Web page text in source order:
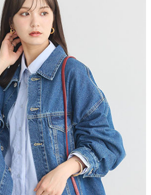
單，「大哥付你分期」於每月結算日後寄送繳費提
後，可選擇「超商條碼／台灣大直營門市／銀行轉
MONEY」等通路繳費。
大股份有限公司」（以下簡稱本公司）所提供，讓
本服務購買商品或服務，並由商店將買賣／分期付款
後，依約使用本公司帳單繳交帳款。
哥付你分期」之契約關係目的，商店將以您的個人
或地址）提供予台灣大哥大進項蒐集、處理及利用，
分期帳單所需資料之確認、核對及更正。
詳閱以下連結：https://oppay.tw/userRule
結帳流程】
先享後付」後，將跳轉至「AFTEE先享後付」
並確認金額後，即可完成結帳。
您將收到繳費通知簡訊。
後14天內，點擊此簡訊中的連結，可透過四大超商／
方式進行付款，方視為交易完成。
當下不需立刻繳費，但若您需要取消訂單，請聯絡
家同意取消之訂單仍視為有效，需透過AFTEE先享
先享後付 」之結帳頁面顯示為準，若有關於
取消欲退款等相關疑問，請聯繫「AFTEE先享後付
support/home
有限公司提供之「AFTEE先享後付」服務完成之交
範圍內提供個人資料，並將交易相關給付款項請求債
限公司。
事宜，請瀏覽以下網址：
先徵得法定代理人或監護人之同意方可使用
若未經同意申辦者引起之損失，本公司不負相關責
含以上)免運費
含以上)免運費
含以上)免運費
含以上)免運費
含以上)免運費
含以上)免運費